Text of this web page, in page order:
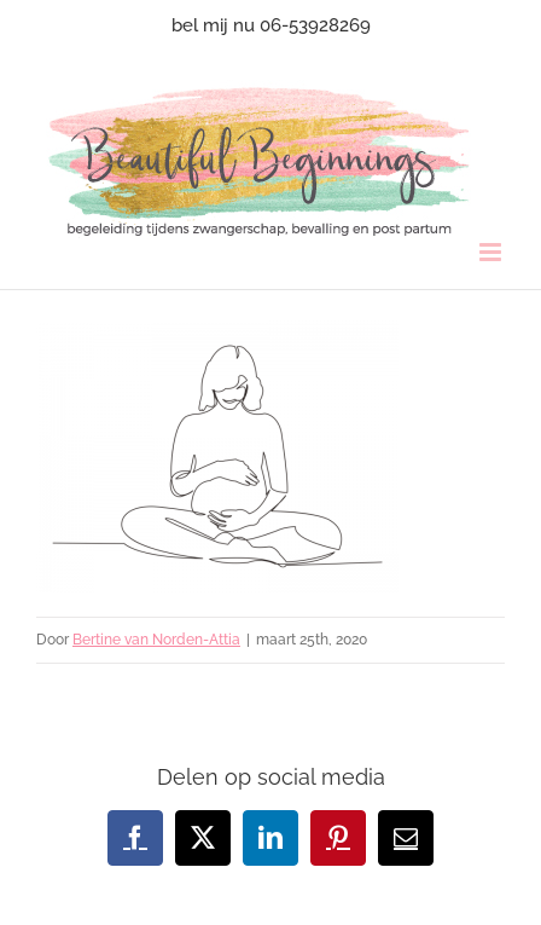
bel mij nu 06-53928269
Door Bertine van Norden-Attia | maart 25th, 2020
Delen op social media
Facebook
X LinkedInPinterest
E-
mail